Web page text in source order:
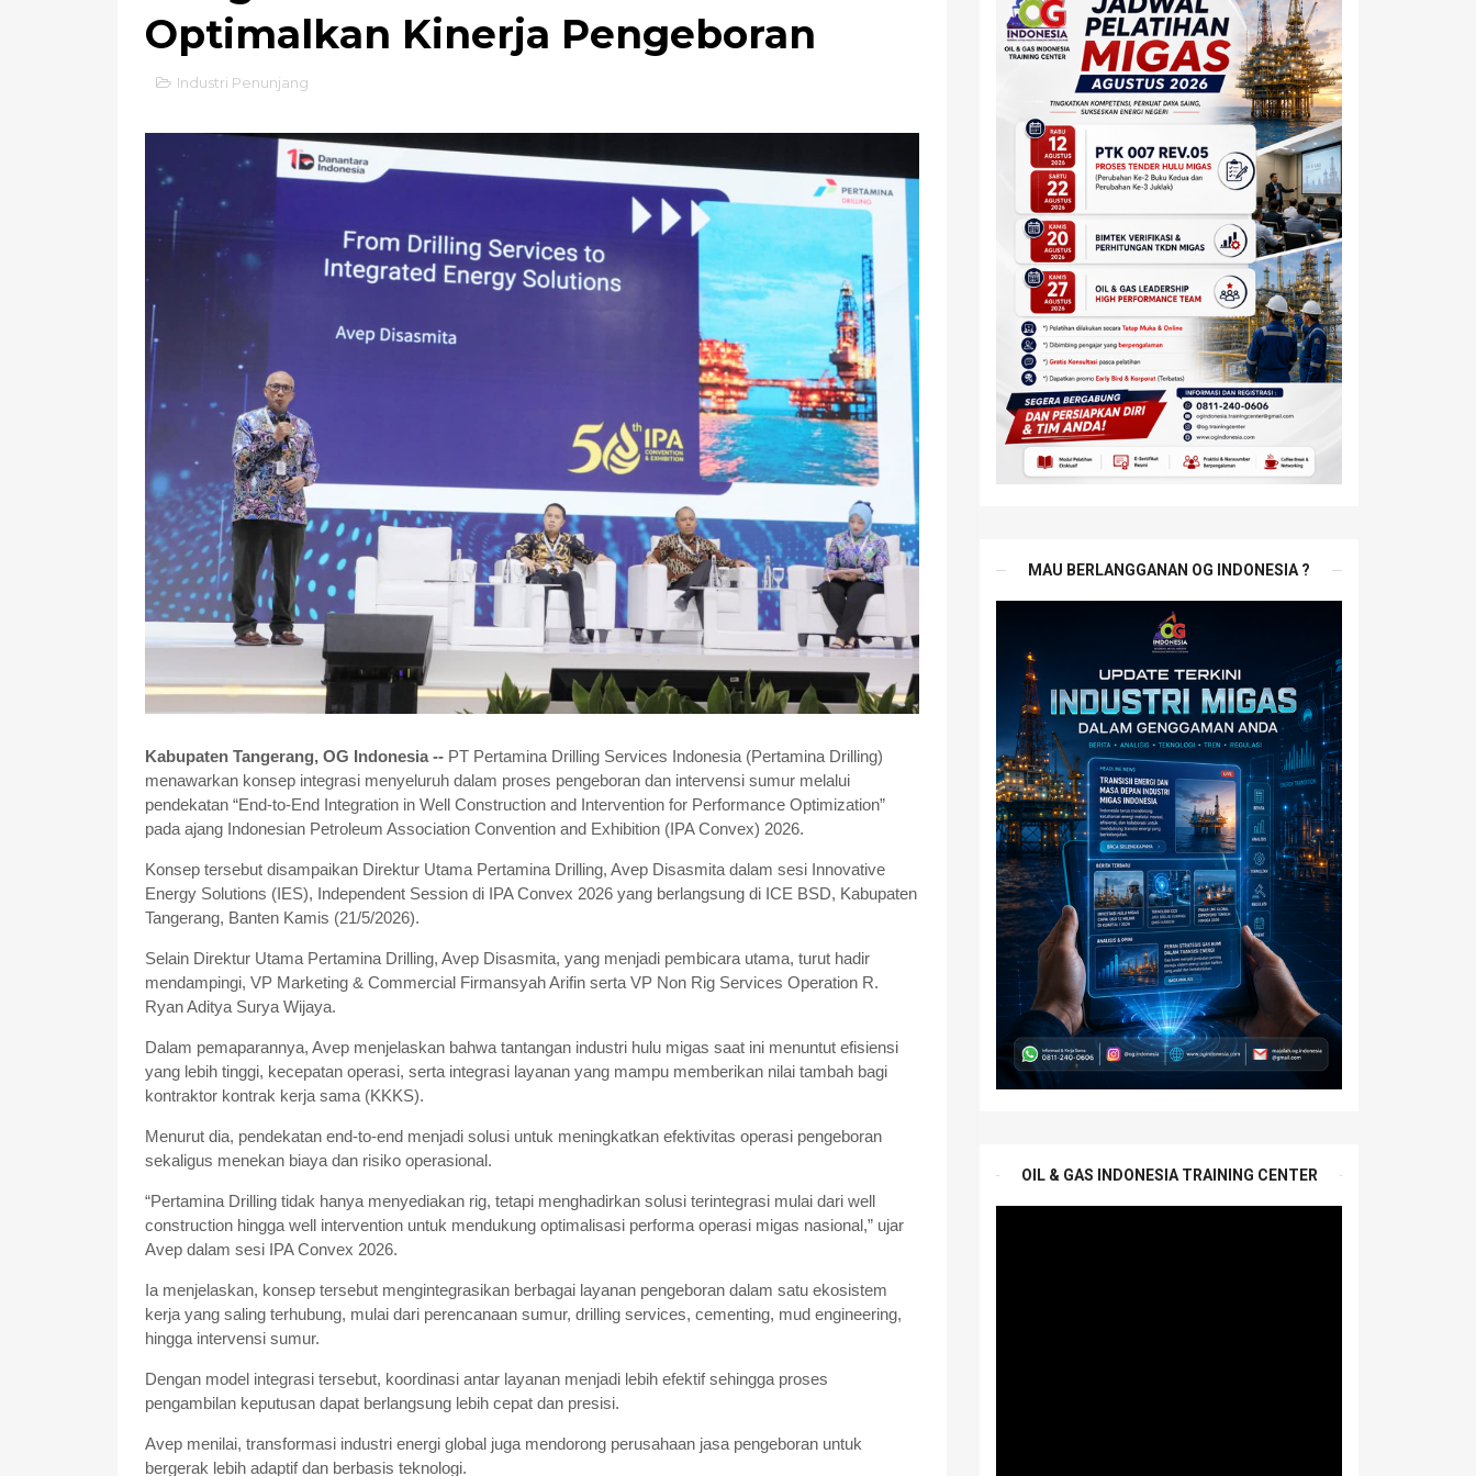
Optimalkan Kinerja Pengeboran
Industri Penunjang
Kabupaten Tangerang, OG Indonesia -- PT Pertamina Drilling Services Indonesia (Pertamina Drilling)
menawarkan konsep integrasi menyeluruh dalam proses pengeboran dan intervensi sumur melalui
pendekatan “End-to-End Integration in Well Construction and Intervention for Performance Optimization”
pada ajang Indonesian Petroleum Association Convention and Exhibition (IPA Convex) 2026.
Konsep tersebut disampaikan Direktur Utama Pertamina Drilling, Avep Disasmita dalam sesi Innovative
Energy Solutions (IES), Independent Session di IPA Convex 2026 yang berlangsung di ICE BSD, Kabupaten
Tangerang, Banten Kamis (21/5/2026).
Selain Direktur Utama Pertamina Drilling, Avep Disasmita, yang menjadi pembicara utama, turut hadir
mendampingi, VP Marketing & Commercial Firmansyah Arifin serta VP Non Rig Services Operation R.
Ryan Aditya Surya Wijaya.
Dalam pemaparannya, Avep menjelaskan bahwa tantangan industri hulu migas saat ini menuntut efisiensi
yang lebih tinggi, kecepatan operasi, serta integrasi layanan yang mampu memberikan nilai tambah bagi
kontraktor kontrak kerja sama (KKKS).
Menurut dia, pendekatan end-to-end menjadi solusi untuk meningkatkan efektivitas operasi pengeboran
sekaligus menekan biaya dan risiko operasional.
“Pertamina Drilling tidak hanya menyediakan rig, tetapi menghadirkan solusi terintegrasi mulai dari well
construction hingga well intervention untuk mendukung optimalisasi performa operasi migas nasional,” ujar
Avep dalam sesi IPA Convex 2026.
Ia menjelaskan, konsep tersebut mengintegrasikan berbagai layanan pengeboran dalam satu ekosistem
kerja yang saling terhubung, mulai dari perencanaan sumur, drilling services, cementing, mud engineering,
hingga intervensi sumur.
Dengan model integrasi tersebut, koordinasi antar layanan menjadi lebih efektif sehingga proses
pengambilan keputusan dapat berlangsung lebih cepat dan presisi.
Avep menilai, transformasi industri energi global juga mendorong perusahaan jasa pengeboran untuk
bergerak lebih adaptif dan berbasis teknologi.
MAU BERLANGGANAN OG INDONESIA ?
OIL & GAS INDONESIA TRAINING CENTER